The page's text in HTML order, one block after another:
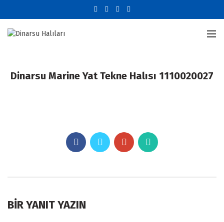
Dinarsu Marine Yat Tekne Halısı 1110020027
BIR YANIT YAZIN